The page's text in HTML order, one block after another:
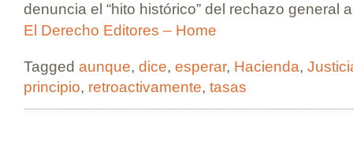
denuncia el “hito histórico” del rechazo general
El Derecho Editores – Home
Tagged aunque, dice, esperar, Hacienda,
principio, retroactivamente, tasas